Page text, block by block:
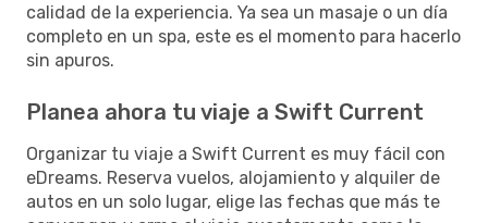
calidad de la experiencia. Ya sea un masaje o un día
completo en un spa, este es el momento para hacerlo
sin apuros.
Planea ahora tu viaje a Swift Current
Organizar tu viaje a Swift Current es muy fácil con
eDreams. Reserva vuelos, alojamiento y alquiler de
autos en un solo lugar, elige las fechas que más te